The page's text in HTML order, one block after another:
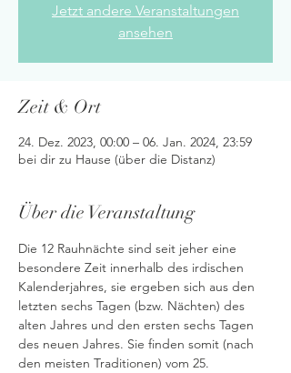
Jetzt andere Veranstaltungen
ansehen
Zeit & Ort
24. Dez. 2023, 00:00 – 06. Jan. 2024, 23:59
bei dir zu Hause (über die Distanz)
Über die Veranstaltung
Die 12 Rauhnächte sind seit jeher eine
besondere Zeit innerhalb des irdischen
Kalenderjahres, sie ergeben sich aus den
letzten sechs Tagen (bzw. Nächten) des
alten Jahres und den ersten sechs Tagen
des neuen Jahres. Sie finden somit (nach
den meisten Traditionen) vom 25.